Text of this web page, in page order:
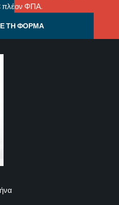
πλέον ΦΠΑ.
ΤΗ ΦΟΡΜΑ